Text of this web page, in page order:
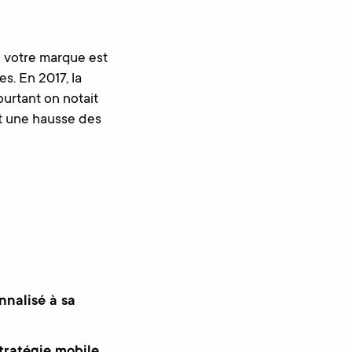
marque est
En 2017, la
on notait
une hausse des
à sa